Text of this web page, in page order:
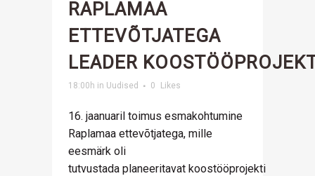
RAPLAMAA
ETTEVÕTJATEGA
LEADER
18:00h in Uudised 0 Likes
16. jaanuaril toimus esmakohtumine
Raplamaa ettevõtjatega, mille
eesmärk oli
tutvustada planeeritavat koostööprojekti